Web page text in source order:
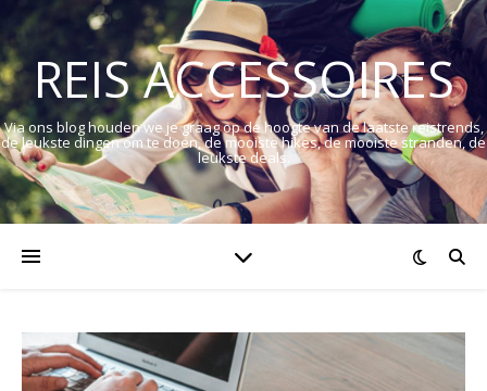
REIS ACCESSOIRES
Via ons blog houden we je graag op de hoogte van de laatste reistrends,
de leukste dingen om te doen, de mooiste hikes, de mooiste stranden, de
leukste deals.